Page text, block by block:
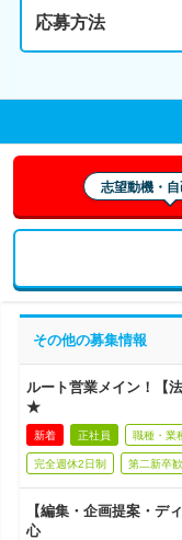
応募方法
志望動機・
その他の募集情報
ルート営業メイン！【
★
新着 正社員 職種・業
完全週休2日制 第二新卒
【編集・企画提案・デ
心